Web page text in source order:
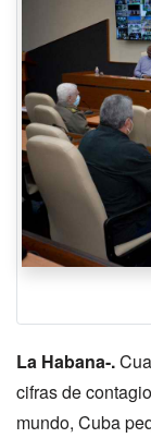
La Habana-.
cifras de
mundo, Cuba